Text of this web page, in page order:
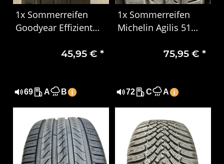
1x Sommerreifen
Goodyear Effizient
185/65 R15 88H DOT
45,95 € *
69 A B
1x Sommerreifen
Michelin Agilis 51
106/104T 6PR DOT
75,95 €*
72 C A